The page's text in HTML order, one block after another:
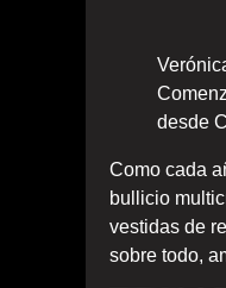
desde
Como cada
bullicio
vestidas de
sobre todo,